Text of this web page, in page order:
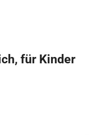
für Kinder